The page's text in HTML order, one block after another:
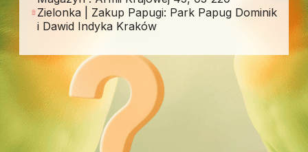
Zielonka | Zakup Papugi: Park Papug Dominik
i Dawid Indyka Kraków